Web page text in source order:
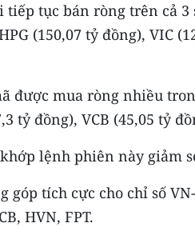
tục bán ròng trên cả
(150,07 tỷ đồng), VIC
được mua ròng nhiều
tỷ đồng), VCB (45,05 tỷ
lệnh phiên này giảm
góp tích cực cho chỉ số
HVN, FPT.